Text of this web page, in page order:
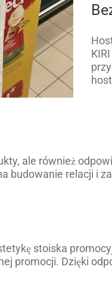
ale również
budowanie relacji i
stoiska
promocji. Dzięki